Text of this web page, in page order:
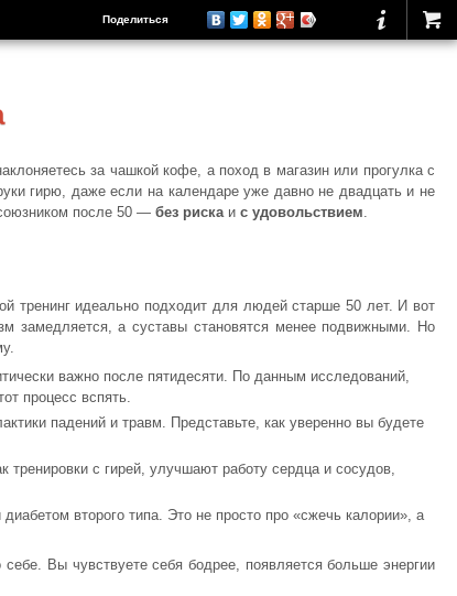
Поделиться
за чашкой кофе, а поход в магазин или прогулка с
гирю, даже если на календаре уже давно не двадцать и не
после 50 — без рискаи с удовольствием.
тренинг идеально подходит для людей старше 50 лет. И вот
замедляется, а суставы становятся менее подвижными. Но
важно после пятидесяти. По данным исследований,
процесс вспять.
падений и травм. Представьте, как уверенно вы будете
тренировки с гирей, улучшают работу сердца и сосудов,
второго типа. Это не просто про «сжечь калории», а
Вы чувствуете себя бодрее, появляется больше энергии